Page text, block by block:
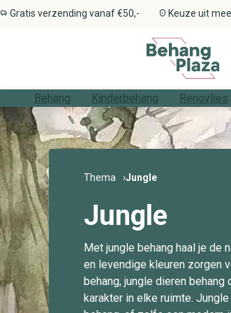
Gratis verzending vanaf €50,- Keuze uit
Behang
Stijlen
Alle
Patronen
Alle
Thema’s
Alle
Materialen
Alle
Kleuren
Alle
Ruimtes
Alle
Kinderbehang
Alle kinderbehang
Kinderkamer
Meisjeskamer
Jongenskamer
Babykamer
Peuterkamer
Renovlies
Types
Alle renovliesbehang
Professioneel renovliesbehang
Voordelig renovliesbehang
Types
Alle glasweefselbehang
Professioneel glasweefselbehang
Voordelig glasweefselbehang
Benodigdheden
Gereedschap
Rollers, kwasten en borstels
Ontvetter & schoonmaakmiddelen
Kit & vulmiddelen
Behangtape
Primer & voorstrijk
Afdekmateriaal
Behangverwijderaar
Thema Jungle
Jungle
Met jungle behang haal je de
en levendige kleuren zorgen
behang, jungle dieren
karakter in elke ruimte.